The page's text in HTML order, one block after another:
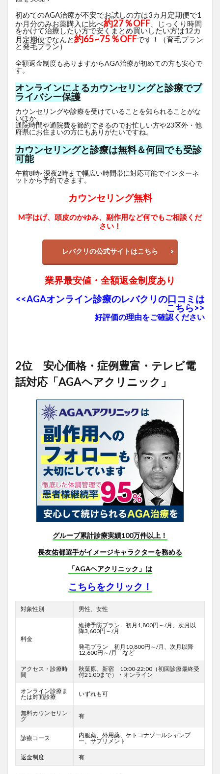
初めてのAGA治療が不安でお試しの方は3カ月定期便で1
か月分のみお薬購入に比べ約27％OFF 、じっくり時間
をかけて治療したい方で安くまとめ買いしたい方は12カ
月定期便でなんと約65~75％OFFです！（育毛プラン
と発毛プラン）
全額返金制度もありますからAGA治療が初めての方も安心で
す。
オンラインによるカウンセリングと診療でプ
ライバシー保護
カウンセリングや診療を受けていることを知られることがな
いほか、
通院時間や通院費を節約できるのでお忙しい方や23区外・他
府県にお住まいの方にもありがたいですね。
カウンセリングと診療は無料＆何回でも受診
可能
午前8時~深夜2時まで幅広い時間帯に対応可能でインターネ
ットから予約できます。
カウンセリング無料
M字はげ、頭皮のかゆみ、副作用など何でもご相談くだ
さい！
レバクリの公式サイトはこちら
業界最安値・全額返金制度あり
<<AGAオンライン診療のレバクリの口コミは
こちら>>
好評価の理由をご確認ください
2位 安心価格・症例豊富・テレビ電
話対応「AGAヘアクリニック」
グループ累計診療実績100万件以上！
長友佑都選手がイメージキャラクターを務める
「AGAヘアクリニック」は
こちらをクリック！
対象性別 男性、女性
料金
維持予防プラン 初月1,800円～/月、次月以
降3,600円～/月
発毛プラン 初月10,800円～/月、次月以降
12,600円～/月 など
アクセス・診療時
間
秋葉原、新宿 10:00-22:00（初回診療最終受
付21:00まで）・オンライン
オンライン診療ま
たは対面診療
いずれも可
無料カウンセリン
グ
有
診療コース
内服薬、外用薬、ケトコナゾールシャンプ
ー、サプリメント
返金制度 有